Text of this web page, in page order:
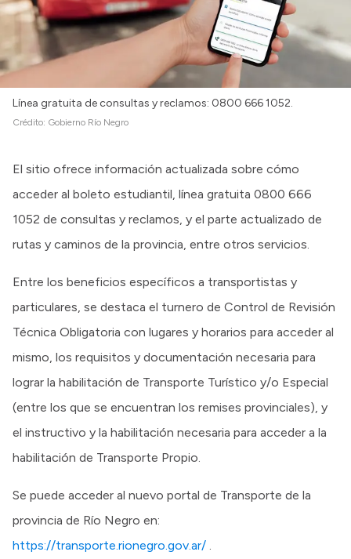
Línea gratuita de consultas y reclamos: 0800 666 1052.
Crédito: Gobierno Río Negro
El sitio ofrece información actualizada sobre cómo
acceder al boleto estudiantil, línea gratuita 0800 666
1052 de consultas y reclamos, y el parte actualizado de
rutas y caminos de la provincia, entre otros servicios.
Entre los beneficios específicos a transportistas y
particulares, se destaca el turnero de Control de Revisión
Técnica Obligatoria con lugares y horarios para acceder al
mismo, los requisitos y documentación necesaria para
lograr la habilitación de Transporte Turístico y/o Especial
(entre los que se encuentran los remises provinciales), y
el instructivo y la habilitación necesaria para acceder a la
habilitación de Transporte Propio.
Se puede acceder al nuevo portal de Transporte de la
provincia de Río Negro en:
https://transporte.rionegro.gov.ar/